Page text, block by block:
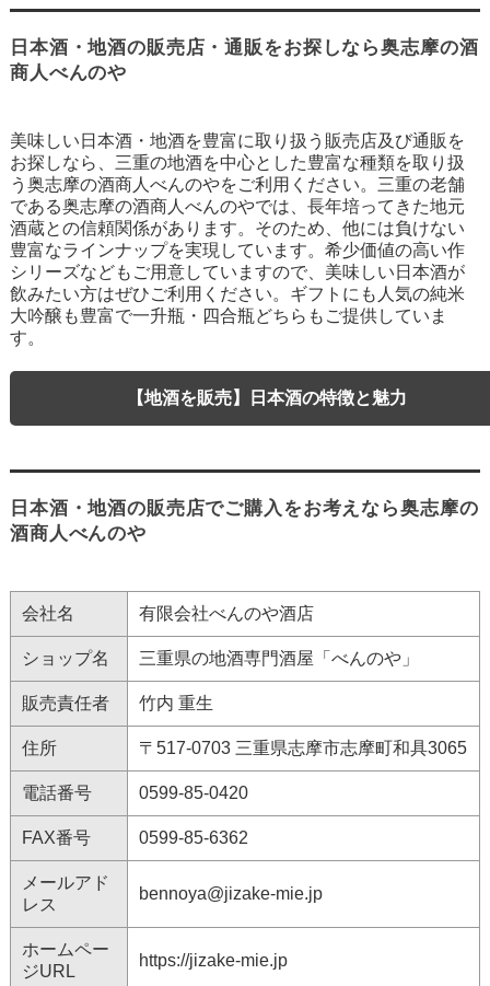
日本酒・地酒の販売店・通販をお探しなら奥志摩の酒
商人べんのや
美味しい日本酒・地酒を豊富に取り扱う販売店及び通販を
お探しなら、三重の地酒を中心とした豊富な種類を取り扱
う奥志摩の酒商人べんのやをご利用ください。三重の老舗
である奥志摩の酒商人べんのやでは、長年培ってきた地元
酒蔵との信頼関係があります。そのため、他には負けない
豊富なラインナップを実現しています。希少価値の高い作
シリーズなどもご用意していますので、美味しい日本酒が
飲みたい方はぜひご利用ください。ギフトにも人気の純米
大吟醸も豊富で一升瓶・四合瓶どちらもご提供していま
す。
【地酒を販売】日本酒の特徴と魅力
日本酒・地酒の販売店でご購入をお考えなら奥志摩の
酒商人べんのや
会社名 有限会社べんのや酒店
ショップ名 三重県の地酒専門酒屋「べんのや」
販売責任者 竹内 重生
住所 〒517-0703 三重県志摩市志摩町和具3065
電話番号 0599-85-0420
FAX番号 0599-85-6362
メールアド
レス
bennoya@jizake-mie.jp
ホームペー
ジURL
https://jizake-mie.jp